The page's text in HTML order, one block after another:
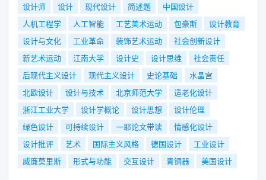
设计师
设计 现代设计 简述题
中国设计
人机工程学
人工智能 工艺美术运动 包豪斯
设计教育
设计与文化
工业革命 装饰艺术运动
社会创新设计
新艺术运动
江南大学 设计史 设计思维
社会责任
后现代主义设计
现代主义设计 史论基础
水晶宫
北欧设计
设计与技术 北京师范大学
适老化设计
浙江工业大学
设计学概论 设计思想
设计伦理
绿色设计
可持续设计 一耶论文带读
情感化设计
设计批评
艺术 国际主义风格 德国设计
工业设计
威廉莫里斯
形式与功能 交互设计 青铜器 美国设计